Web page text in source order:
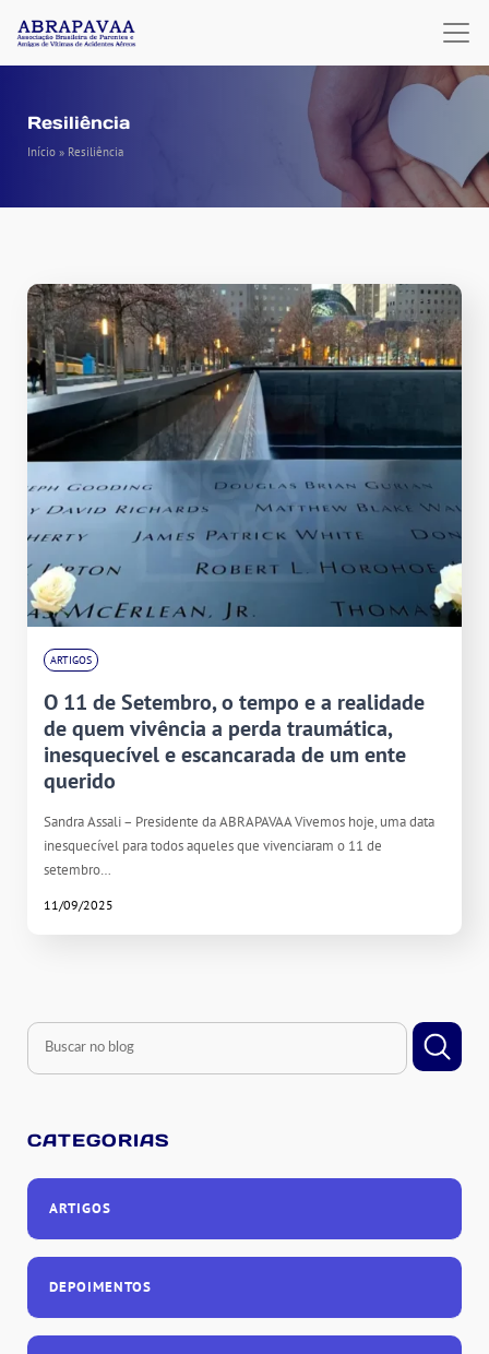
Resiliência
Início » Resiliência
ARTIGOS
O 11 de Setembro, o tempo e a realidade
de quem vivência a perda traumática,
inesquecível e escancarada de um ente
querido
Sandra Assali – Presidente da ABRAPAVAA Vivemos hoje, uma data
inesquecível para todos aqueles que vivenciaram o 11 de
setembro…
11/09/2025
CATEGORIAS
ARTIGOS
DEPOIMENTOS